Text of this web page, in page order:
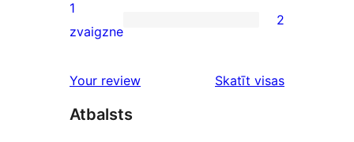
2-
star
2
star
1
zvaigzne
2
Your review Skatīt visasatsauksmes
Atbalsts